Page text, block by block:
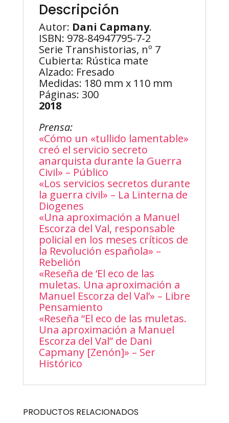
cantidad
Descripción
Autor: Dani Capmany.
ISBN: 978-84947795-7-2
Serie Transhistorias, nº 7
Cubierta: Rústica mate
Alzado: Fresado
Medidas: 180 mm x 110 mm
Páginas: 300
2018
Prensa:
«Cómo un «tullido lamentable»
creó el servicio secreto
anarquista durante la Guerra
Civil» – Público
«Los servicios secretos durante
la guerra civil» – La Linterna de
Diogenes
«Una aproximación a Manuel
Escorza del Val, responsable
policial en los meses críticos de
la Revolución española» –
Rebelión
«Reseña de ‘El eco de las
muletas. Una aproximación a
Manuel Escorza del Val’» – Libre
Pensamiento
«Reseña “El eco de las muletas.
Una aproximación a Manuel
Escorza del Val” de Dani
Capmany [Zenón]» – Ser
Histórico
PRODUCTOS RELACIONADOS